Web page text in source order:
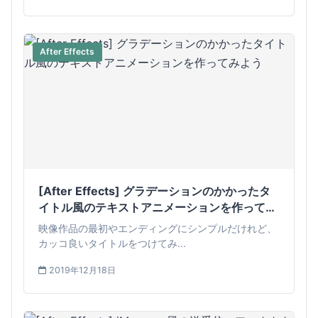
After Effects
[After Effects] グラデーションのかかったタ
イトル風のテキストアニメーションを作ってみ
よう
映像作品の最初やエンディングにシンプルだけれど、
カッコ良いタイトルをつけてみ...
2019年12月18日